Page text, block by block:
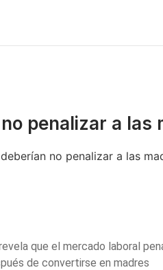
penalizar a las
que el mercado laboral
de convertirse en madres